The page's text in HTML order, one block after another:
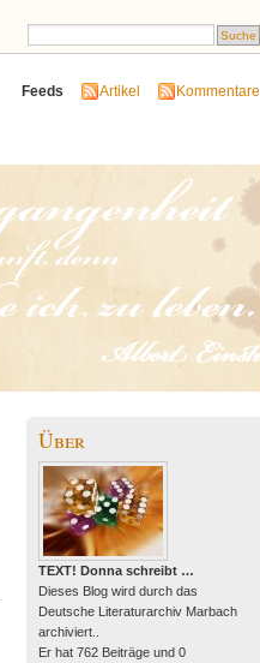
Feeds Artikel Kommentare
Über
TEXT! Donna schreibt …
Dieses Blog wird durch das
Deutsche Literaturarchiv Marbach
archiviert..
Er hat 762 Beiträge und 0